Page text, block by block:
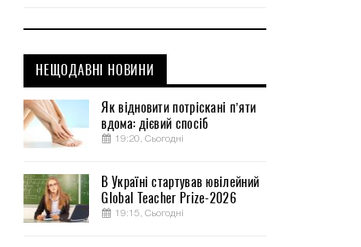
НЕЩОДАВНІ НОВИНИ
Як відновити потріскані п’яти
вдома: дієвий спосіб
19:20, Сьогодні
В Україні стартував ювілейний
Global Teacher Prize-2026
19:15, Сьогодні